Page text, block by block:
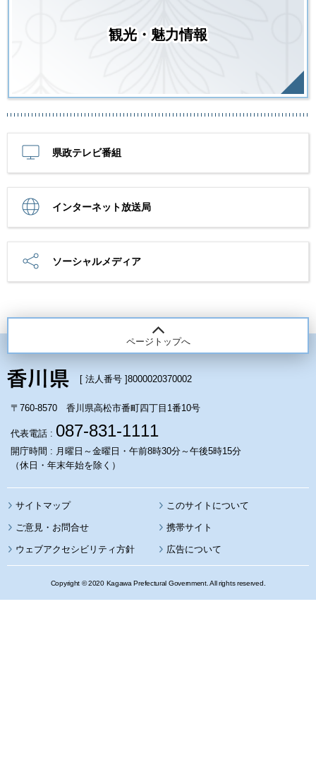
観光・魅力情報
県政テレビ番組
インターネット放送局
ソーシャルメディア
ページトップへ
[ 法人番号 ]8000020370002
〒760-8570 香川県高松市番町四丁目1番10号
代表電話 : 087-831-1111
開庁時間 : 月曜日～金曜日・午前8時30分～午後5時15分
（休日・年末年始を除く）
サイトマップ このサイトについて
携帯サイト
ウェブアクセシビリティ方針 広告について
Copyright © 2020 Kagawa Prefectural Government. All rights reserved.